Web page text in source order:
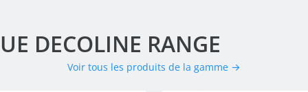
UE DECOLINE RANGE
Voir tous les produits de la gamme →